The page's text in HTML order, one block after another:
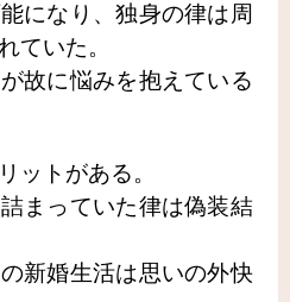
になり、独身の律は周
ていた。
故に悩みを抱えている
ットがある。
まっていた律は偽装結
新婚生活は思いの外快